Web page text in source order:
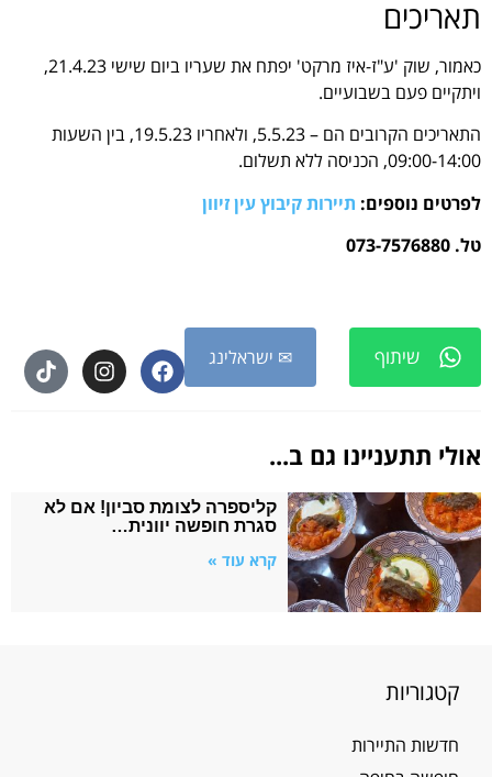
תאריכים
כאמור, שוק 'ע"ז-איז מרקט' יפתח את שעריו ביום שישי 21.4.23,
ויתקיים פעם בשבועיים.
התאריכים הקרובים הם – 5.5.23, ולאחריו 19.5.23, בין השעות
09:00-14:00, הכניסה ללא תשלום.
לפרטים נוספים: תיירות קיבוץ עין זיוון
טל. 073-7576880
שיתוף ✉ ישראלינג
אולי תתעניינו גם ב...
קליספרה לצומת סביון! אם לא
סגרת חופשה יוונית…
קרא עוד »
קטגוריות
חדשות התיירות